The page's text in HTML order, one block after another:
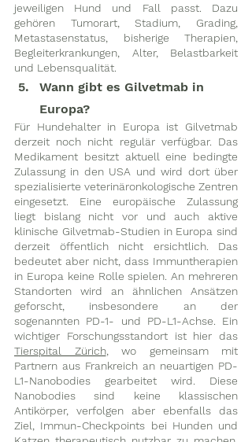
jeweiligen Hund und Fall passt. Dazu
gehören Tumorart, Stadium, Grading,
Metastasenstatus, bisherige Therapien,
Begleiterkrankungen, Alter, Belastbarkeit
und Lebensqualität.
Wann gibt es Gilvetmab in
Europa?
Für Hundehalter in Europa ist Gilvetmab
derzeit noch nicht regulär verfügbar. Das
Medikament besitzt aktuell eine bedingte
Zulassung in den USA und wird dort über
spezialisierte veterinäronkologische Zentren
eingesetzt. Eine europäische Zulassung
liegt bislang nicht vor und auch aktive
klinische Gilvetmab-Studien in Europa sind
derzeit öffentlich nicht ersichtlich. Das
bedeutet aber nicht, dass Immuntherapien
in Europa keine Rolle spielen. An mehreren
Standorten wird an ähnlichen Ansätzen
geforscht, insbesondere an der
sogenannten PD-1- und PD-L1-Achse. Ein
Tierspital Zürich, wo gemeinsam mit
Partnern aus Frankreich an neuartigen PD-
L1-Nanobodies gearbeitet wird. Diese
Nanobodies sind keine klassischen
Antikörper, verfolgen aber ebenfalls das
Ziel, Immun-Checkpoints bei Hunden und